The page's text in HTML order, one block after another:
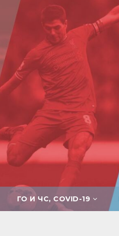
ГО И ЧС, COVID-19